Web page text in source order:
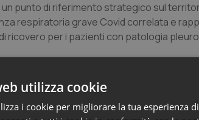
punto di riferimento strategico sul
respiratoria grave Covid correlata e
ricovero per i pazienti con patologia
utilizza cookie
i cookie per migliorare la tua esperienza